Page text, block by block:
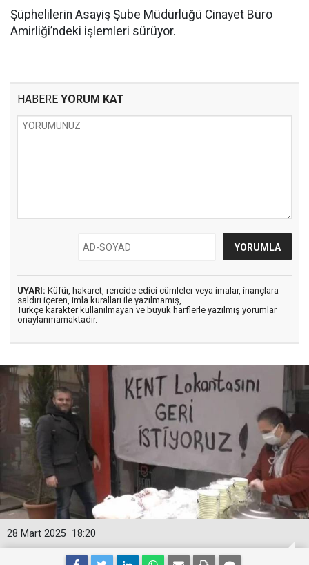
Şüphelilerin Asayiş Şube Müdürlüğü Cinayet Büro
Amirliği’ndeki işlemleri sürüyor.
HABERE YORUM KAT
UYARI: Küfür, hakaret, rencide edici cümleler veya imalar, inançlara
saldırı içeren, imla kuralları ile yazılmamış,
Türkçe karakter kullanılmayan ve büyük harflerle yazılmış yorumlar
onaylanmamaktadır.
18:20
28 Mart 2025